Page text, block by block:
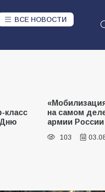
ВСЕ НОВОСТИ
в
В Батайске
дорожные
101